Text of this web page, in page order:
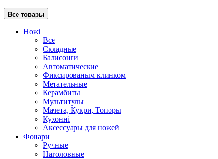
Все товары
Ножі
Все
Складные
Балисонги
Автоматические
Фиксированым клинком
Метательные
Керамбиты
Мультитулы
Мачета, Кукри, Топоры
Кухонні
Аксессуары для ножей
Фонари
Ручные
Наголовные